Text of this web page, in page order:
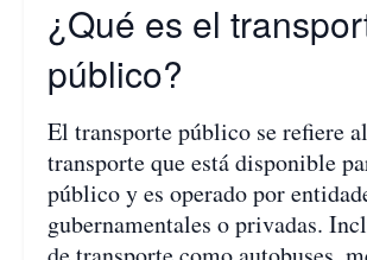
¿Qué es el
público?
El transporte público se refiere
transporte que está disponible
público y es operado por
gubernamentales o privadas.